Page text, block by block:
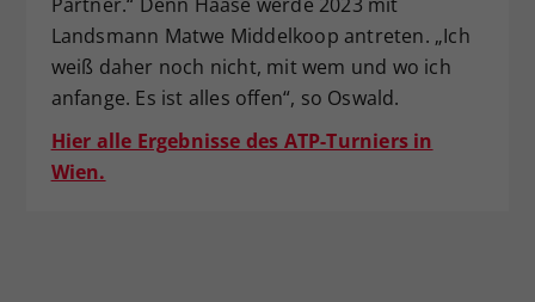
Landsmann Matwe Middelkoop antreten. „Ich
weiß daher noch nicht, mit wem und wo ich
anfange. Es ist alles offen“, so Oswald.
Hier alle Ergebnisse des ATP-Turniers in
Wien.